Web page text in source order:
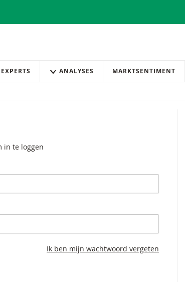
ANALYSES MARKTSENTIMENT
in te loggen
Ik ben mijn wachtwoord vergeten